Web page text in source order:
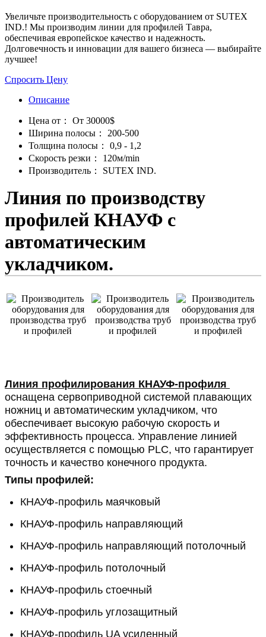
Увеличьте производительность с оборудованием от SUTEX
IND.! Мы производим линии для профилей Тавра,
обеспечивая европейское качество и надежность.
Долговечность и инновации для вашего бизнеса — выбирайте
лучшее!
Спросить Цену
Описание
Цена от：
От 30000$
Ширина полосы：
200-500
Толщина полосы：
0,9 - 1,2
Скорость резки：
120м/min
Производитель：
SUTEX IND.
Линия по производству
профилей КНАУФ с
автоматическим
укладчиком.
оснащена сервоприводной системой плавающих
ножниц и автоматическим укладчиком, что
обеспечивает высокую рабочую скорость и
эффективность процесса. Управление линией
осуществляется с помощью PLC, что гарантирует
точность и качество конечного продукта.
Типы профилей:
КНАУФ-профиль маячковый
КНАУФ-профиль направляющий
КНАУФ-профиль направляющий потолочный
КНАУФ-профиль потолочный
КНАУФ-профиль стоечный
КНАУФ-профиль углозащитный
КНАУФ-профиль UA усиленный